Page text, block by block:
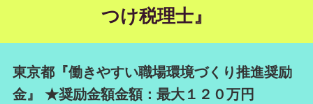
つけ税理士』
東京都『働きやすい職場環境づくり推進奨励
金』 ★奨励金額金額：最大１２０万円